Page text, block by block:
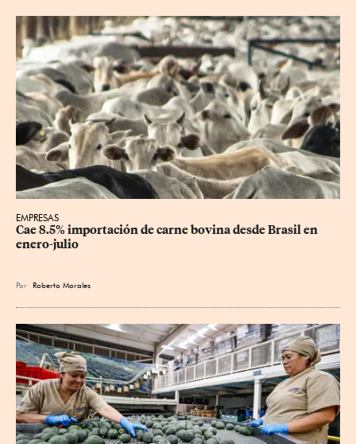
EMPRESAS
Cae 8.5% importación de carne bovina desde Brasil en
enero-julio
Por Roberto Morales